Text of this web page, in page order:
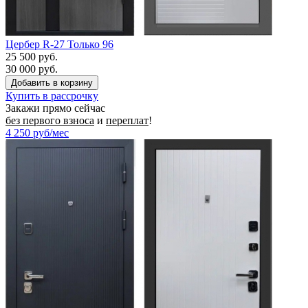
Цербер R-27 Только 96
25 500 руб.
30 000 руб.
Купить в рассрочку
Закажи прямо сейчас
без первого взноса и переплат!
4 250 руб/мес